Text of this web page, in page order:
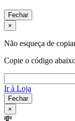
Fechar
×
Não esqueça de
Copie o código
Ir à Loja
Fechar
×
💸